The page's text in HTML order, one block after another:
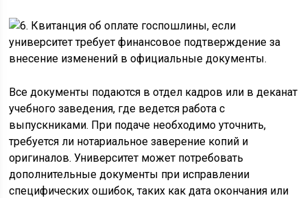
Все документы подаются в отдел кадров или в деканат
учебного заведения, где ведется работа с
выпускниками. При подаче необходимо уточнить,
требуется ли нотариальное заверение копий и
оригиналов. Университет может потребовать
дополнительные документы при исправлении
специфических ошибок, таких как дата окончания или